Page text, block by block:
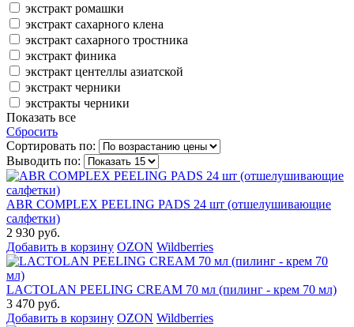
экстракт ромашки
экстракт сахарного клена
экстракт сахарного тростника
экстракт финика
экстракт центеллы азиатской
экстракт черники
экстракты черники
Показать все
Сбросить
Сортировать по:
Выводить по:
ABR COMPLEX PEELING PADS 24 шт (отшелушивающие
салфетки)
2 930 руб.
Добавить в корзину OZON Wildberries
LACTOLAN PEELING CREAM 70 мл (пилинг - крем 70 мл)
3 470 руб.
Добавить в корзину OZON Wildberries